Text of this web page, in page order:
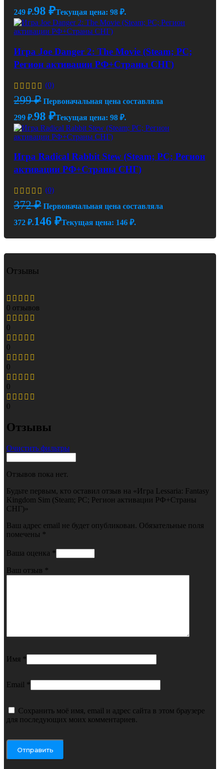
249 ₽.98 ₽Текущая цена: 98 ₽.
Игра Joe Danger 2: The Movie (Steam; PC;
Регион активации РФ+Страны СНГ)
(0)
299₽ Первоначальная цена составляла
299 ₽.98 ₽Текущая цена: 98 ₽.
Игра Radical Rabbit Stew (Steam; PC; Регион
активации РФ+Страны СНГ)
(0)
372₽ Первоначальная цена составляла
372 ₽.146 ₽Текущая цена: 146 ₽.
Отзывы
0 отзывов
0
0
0
0
0
Отзывы
Очистить фильтры
Отзывов пока нет.
Будьте первым, кто оставил отзыв на «Игра Lessaria: Fantasy
Kingdom Sim (Steam; PC; Регион активации РФ+Страны
СНГ)»
Ваш адрес email не будет опубликован. Обязательные поля
помечены *
Ваша оценка *
Ваш отзыв *
Имя *
Email *
Сохранить моё имя, email и адрес сайта в этом браузере
для последующих моих комментариев.